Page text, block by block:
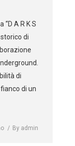
A R K S
storico di
di
di un
By admin